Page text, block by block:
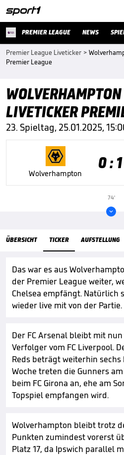
PREMIER LEAGUE NEWS
Premier League Liveticker >
Premier League
LIVETICKER
23. Spieltag, 25.01.2025,
Wolverhampton
0 : 1
74'

ÜBERSICHT TICKER AUFSTELLUNG
ÜbersichtTicker
Das war es aus
der Premier League weiter,
Chelsea empfängt. Natürlich
wieder live mit von der Partie.
Der FC Arsenal bleibt mit
Verfolger vom FC Liverpool.
Reds beträgt weiterhin sechs
Woche treten die Gunners
beim FC Girona an, ehe am
Topspiel empfangen wird.
Wolverhampton bleibt trotz
Punkten zumindest vorerst
Platz 17, da Ipswich parallel